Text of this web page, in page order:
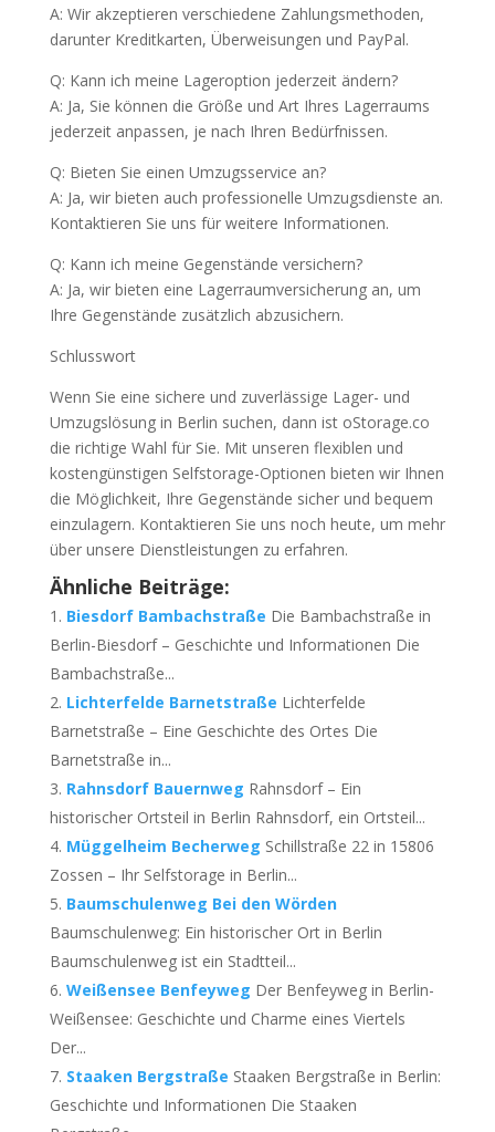
A: Wir akzeptieren verschiedene Zahlungsmethoden,
darunter Kreditkarten, Überweisungen und PayPal.
Q: Kann ich meine Lageroption jederzeit ändern?
A: Ja, Sie können die Größe und Art Ihres Lagerraums
jederzeit anpassen, je nach Ihren Bedürfnissen.
Q: Bieten Sie einen Umzugsservice an?
A: Ja, wir bieten auch professionelle Umzugsdienste an.
Kontaktieren Sie uns für weitere Informationen.
Q: Kann ich meine Gegenstände versichern?
A: Ja, wir bieten eine Lagerraumversicherung an, um
Ihre Gegenstände zusätzlich abzusichern.
Schlusswort
Wenn Sie eine sichere und zuverlässige Lager- und
Umzugslösung in Berlin suchen, dann ist oStorage.co
die richtige Wahl für Sie. Mit unseren flexiblen und
kostengünstigen Selfstorage-Optionen bieten wir Ihnen
die Möglichkeit, Ihre Gegenstände sicher und bequem
einzulagern. Kontaktieren Sie uns noch heute, um mehr
über unsere Dienstleistungen zu erfahren.
Ähnliche Beiträge:
Biesdorf Bambachstraße Die Bambachstraße in
Berlin-Biesdorf – Geschichte und Informationen Die
Bambachstraße...
Lichterfelde Barnetstraße Lichterfelde
Barnetstraße – Eine Geschichte des Ortes Die
Barnetstraße in...
Rahnsdorf Bauernweg Rahnsdorf – Ein
historischer Ortsteil in Berlin Rahnsdorf, ein Ortsteil...
Müggelheim Becherweg Schillstraße 22 in 15806
Zossen – Ihr Selfstorage in Berlin...
Baumschulenweg Bei den Wörden
Baumschulenweg: Ein historischer Ort in Berlin
Baumschulenweg ist ein Stadtteil...
Weißensee Benfeyweg Der Benfeyweg in Berlin-
Weißensee: Geschichte und Charme eines Viertels
Der...
Staaken Bergstraße Staaken Bergstraße in Berlin:
Geschichte und Informationen Die Staaken